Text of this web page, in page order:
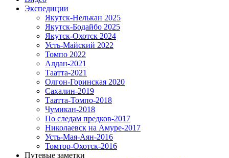
Экспедиции
Якутск-Нелькан 2025
Якутск-Бодайбо 2025
Якутск-Охотск 2024
Усть-Майский 2022
Томпо 2022
Алдан-2021
Таатта-2021
Олгон-Горинская 2020
Сахалин-2019
Таатта-Томпо-2018
Чумикан-2018
По следам предков-2017
Николаевск на Амуре-2017
Усть-Мая-Аян-2016
Томтор-Охотск-2016
Путевые заметки